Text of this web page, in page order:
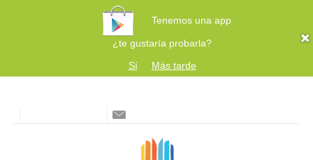
Tenemos una app
¿te gustaría probarla?
Sí
Más tarde